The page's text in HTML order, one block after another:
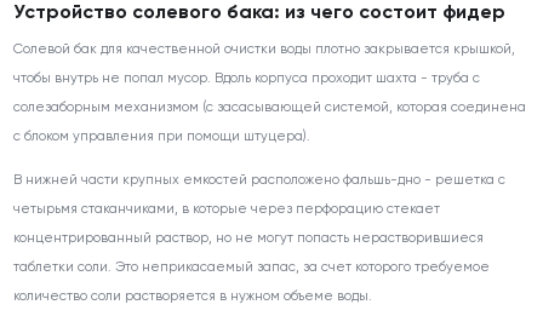
Устройство солевого бака: из чего состоит фидер
Солевой бак для качественной очистки воды плотно закрывается крышкой,
чтобы внутрь не попал мусор. Вдоль корпуса проходит шахта - труба с
солезаборным механизмом (с засасывающей системой, которая соединена
с блоком управления при помощи штуцера).
В нижней части крупных емкостей расположено фальшь-дно - решетка с
четырьмя стаканчиками, в которые через перфорацию стекает
концентрированный раствор, но не могут попасть нерастворившиеся
таблетки соли. Это неприкасаемый запас, за счет которого требуемое
количество соли растворяется в нужном объеме воды.